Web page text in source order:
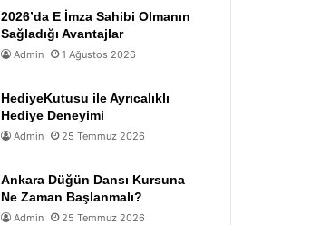
2026’da E İmza Sahibi Olmanın
Sağladığı Avantajlar
Admin 1 Ağustos 2026
HediyeKutusu ile Ayrıcalıklı
Hediye Deneyimi
Admin 25 Temmuz 2026
Ankara Düğün Dansı Kursuna
Ne Zaman Başlanmalı?
Admin 25 Temmuz 2026